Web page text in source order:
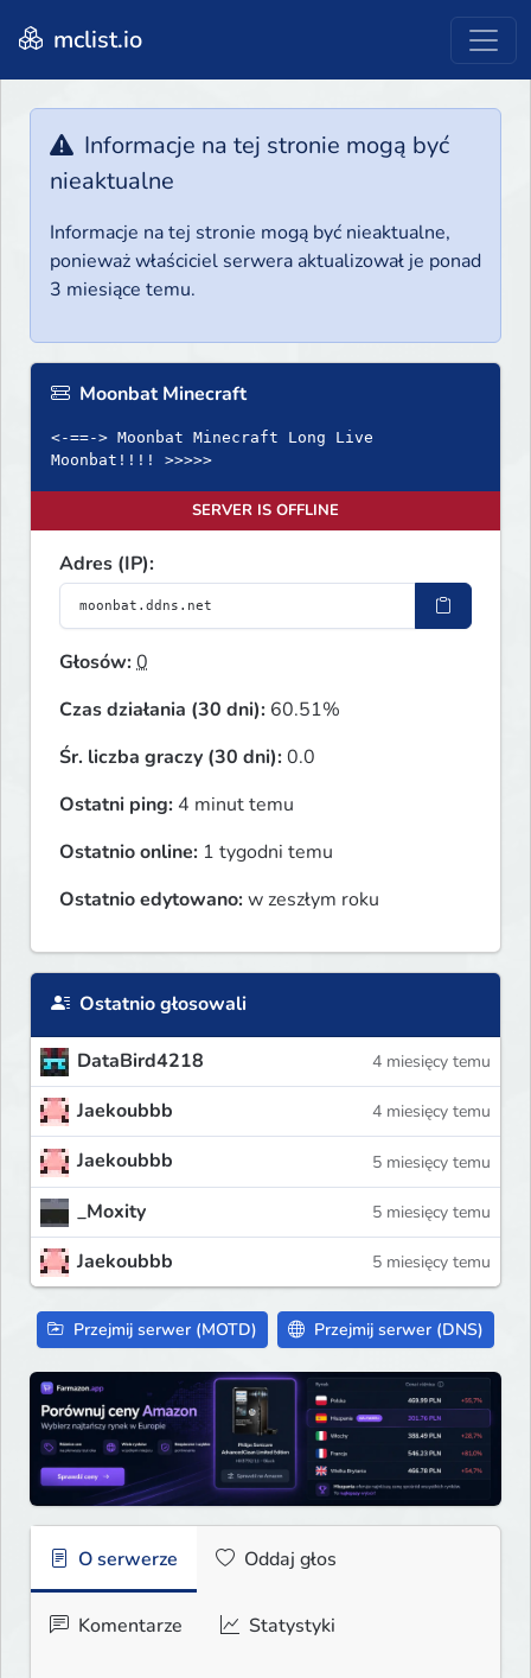
mclist.io
Informacje na tej stronie mogą być
nieaktualne
Informacje na tej stronie mogą być nieaktualne,
ponieważ właściciel serwera aktualizował je ponad
3 miesiące temu.
Moonbat Minecraft
<-==-> Moonbat Minecraft Long Live
SERVER IS OFFLINE
Adres (IP):
Głosów:0
Czas działania (30 dni): 60.51%
Śr. liczba graczy (30 dni):0.0
Ostatni ping: 4 minut temu
Ostatnio online: 1 tygodni temu
Ostatnio edytowano:w zeszłym roku
Ostatnio głosowali
DataBird4218 4 miesięcy temu
Jaekoubbb 4 miesięcy temu
Jaekoubbb 5 miesięcy temu
_Moxity 5 miesięcy temu
Jaekoubbb 5 miesięcy temu
Przejmij serwer (MOTD) Przejmij serwer (DNS)
O serwerze Oddaj głos
Komentarze Statystyki